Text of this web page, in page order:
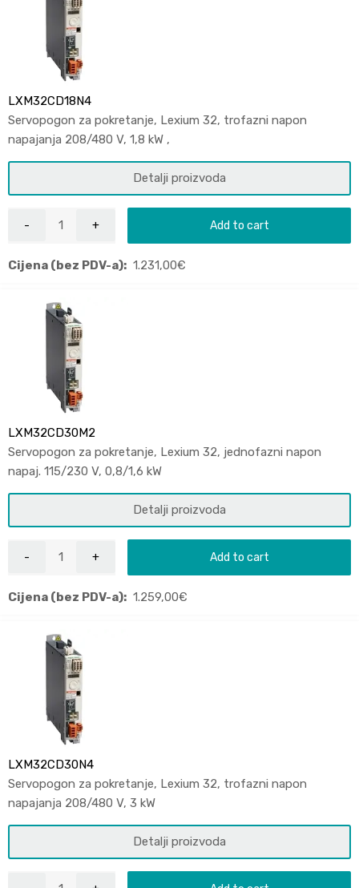
LXM32CD18N4
Servopogon za pokretanje, Lexium 32, trofazni napon
napajanja 208/480 V, 1,8 kW ,
Detalji proizvoda
Add to cart
Cijena (bez PDV-a): 1.231,00€
LXM32CD30M2
Servopogon za pokretanje, Lexium 32, jednofazni napon
napaj. 115/230 V, 0,8/1,6 kW
Detalji proizvoda
Add to cart
Cijena (bez PDV-a): 1.259,00€
LXM32CD30N4
Servopogon za pokretanje, Lexium 32, trofazni napon
napajanja 208/480 V, 3 kW
Detalji proizvoda